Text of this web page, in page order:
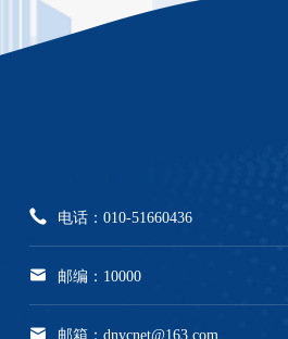
电话：010-51660436
邮编：10000
邮箱：dnycnet@163.com